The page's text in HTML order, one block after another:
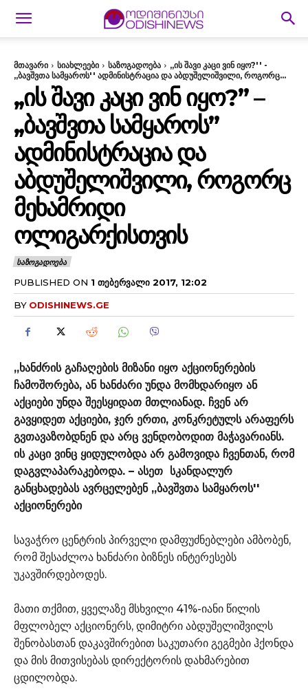
მთავარი სიახლეები საზოგადოება
,,ის შავი კაცი ვინ იყო?'' -
,,ბავშვთა სამყაროს'' ადმინისტრაცია და აბდუშელიშვილი, როგორც...
,,ᲘᲡ ᲨᲐᲕᲘ ᲙᲐᲪᲘ ᲕᲘᲜ ᲘᲧᲝ?” –
,,ᲑᲐᲕᲨᲕᲗᲐ ᲡᲐᲛᲧᲐᲠᲝᲡ”
ᲐᲓᲛᲘᲜᲘᲡᲢᲠᲐᲪᲘᲐ ᲓᲐ
ᲐᲑᲓᲣᲨᲔᲚᲘᲨᲕᲘᲚᲘ, ᲠᲝᲒᲝᲠᲪ
ᲛᲔᲮᲐᲛᲠᲘᲓᲘ
ᲝᲚᲘᲒᲐᲠᲥᲘᲡᲗᲕᲘᲡ
ᲡᲐᲖᲝᲒᲐᲓᲝᲔᲑᲐ
PUBLISHED ON 1 ᲗᲔᲑᲔᲠᲕᲐᲚᲘ 2017, 12:02
BY ODISHINEWS.GE
,,ხანძრის გაჩაღების მიზანი იყო აქციონერების
ჩამოშორება, ან ხანძარი უნდა მომხდარიყო ან
აქციები უნდა შეესყიდათ მთლიანად. ჩვენ არ
გავყიდეთ აქციები, ჯერ ერთი, კონკრეტულს არაფერს
გვთავაზობდნენ და არც ვენდობოდით მაჭავარიანს.
ის კაცი ვინც ყიდულობდა არ გამოვიდა ჩვენთან, რომ
დაგვლაპარაკებოდა. – ასეთ სკანდალურ
განცხადებას ავრცელებენ ,,ბავშვთა სამყაროს''
აქციონერები
სავაჭრო ცენტრის პირველი დამფუძნებლები ამბობენ,
რომ შესაძლოა ხანძარი ბიზნეს ინტერესებს
უკავშირდებოდეს.
მათი თქმით, ყველაზე მსხვილი 41%-იანი წილის
მფლობელ აქციონერს, დიმიტრი აბდუშელიშვილს
შენობასთან დაკავშირებით საკუთარი გეგმები ჰქონდა
და მის მითვისებას დირექტორის დახმარებით
ცდილობდა.